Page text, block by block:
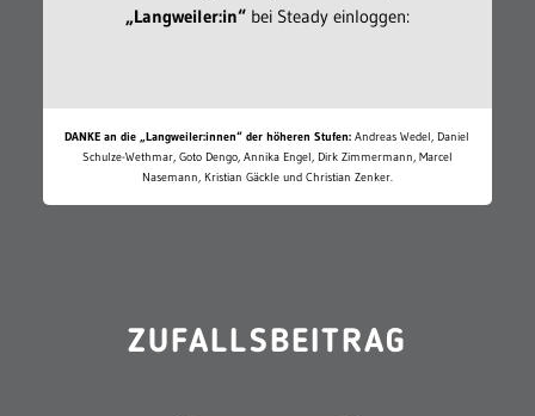
„Langweiler:in“bei Steady einloggen:
DANKE an die „Langweiler:innen“ der höheren Stufen: Andreas Wedel, Daniel
Schulze-Wethmar, Goto Dengo, Annika Engel, Dirk Zimmermann, Marcel
Nasemann, Kristian Gäckle und Christian Zenker.
ZUFALLSBEITRAG